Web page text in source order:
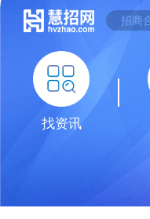
找资讯